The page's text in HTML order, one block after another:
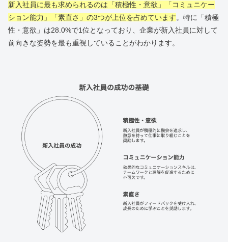
新入社員に最も求められるのは「積極性・意欲」「コミュニケー
ション能力」「素直さ」の3つが上位を占めています。特に「積極
性・意欲」は28.0%で1位となっており、企業が新入社員に対して
前向きな姿勢を最も重視していることがわかります。